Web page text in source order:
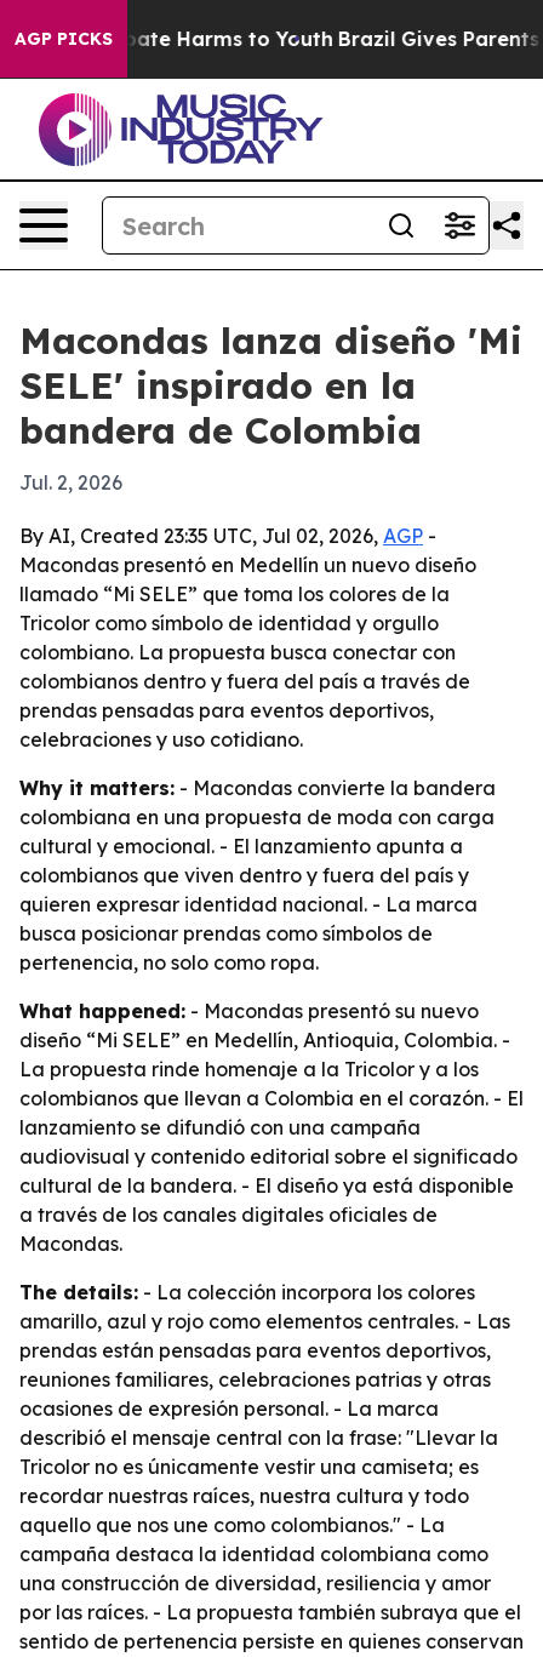
AGP PICKS
to Abate Harms to Youth Brazil Gives Parents
Macondas lanza diseño 'Mi
SELE' inspirado en la
bandera de Colombia
Jul. 2, 2026
By AI, Created 23:35 UTC, Jul 02, 2026, AGP -
Macondas presentó en Medellín un nuevo diseño
llamado “Mi SELE” que toma los colores de la
Tricolor como símbolo de identidad y orgullo
colombiano. La propuesta busca conectar con
colombianos dentro y fuera del país a través de
prendas pensadas para eventos deportivos,
celebraciones y uso cotidiano.
Why it matters: - Macondas convierte la bandera
colombiana en una propuesta de moda con carga
cultural y emocional. - El lanzamiento apunta a
colombianos que viven dentro y fuera del país y
quieren expresar identidad nacional. - La marca
busca posicionar prendas como símbolos de
pertenencia, no solo como ropa.
What happened: - Macondas presentó su nuevo
diseño “Mi SELE” en Medellín, Antioquia, Colombia. -
La propuesta rinde homenaje a la Tricolor y a los
colombianos que llevan a Colombia en el corazón. - El
lanzamiento se difundió con una campaña
audiovisual y contenido editorial sobre el significado
cultural de la bandera. - El diseño ya está disponible
a través de los canales digitales oficiales de
Macondas.
The details: - La colección incorpora los colores
amarillo, azul y rojo como elementos centrales. - Las
prendas están pensadas para eventos deportivos,
reuniones familiares, celebraciones patrias y otras
ocasiones de expresión personal. - La marca
describió el mensaje central con la frase: "Llevar la
Tricolor no es únicamente vestir una camiseta; es
recordar nuestras raíces, nuestra cultura y todo
aquello que nos une como colombianos." - La
campaña destaca la identidad colombiana como
una construcción de diversidad, resiliencia y amor
por las raíces. - La propuesta también subraya que el
sentido de pertenencia persiste en quienes conservan